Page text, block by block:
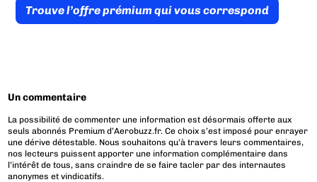
Trouve l’offre prémium qui vous correspond
Un commentaire
La possibilité de commenter une information est désormais offerte aux
seuls abonnés Premium d’Aerobuzz.fr. Ce choix s’est imposé pour enrayer
une dérive détestable. Nous souhaitons qu’à travers leurs commentaires,
nos lecteurs puissent apporter une information complémentaire dans
l’intérêt de tous, sans craindre de se faire tacler par des internautes
anonymes et vindicatifs.